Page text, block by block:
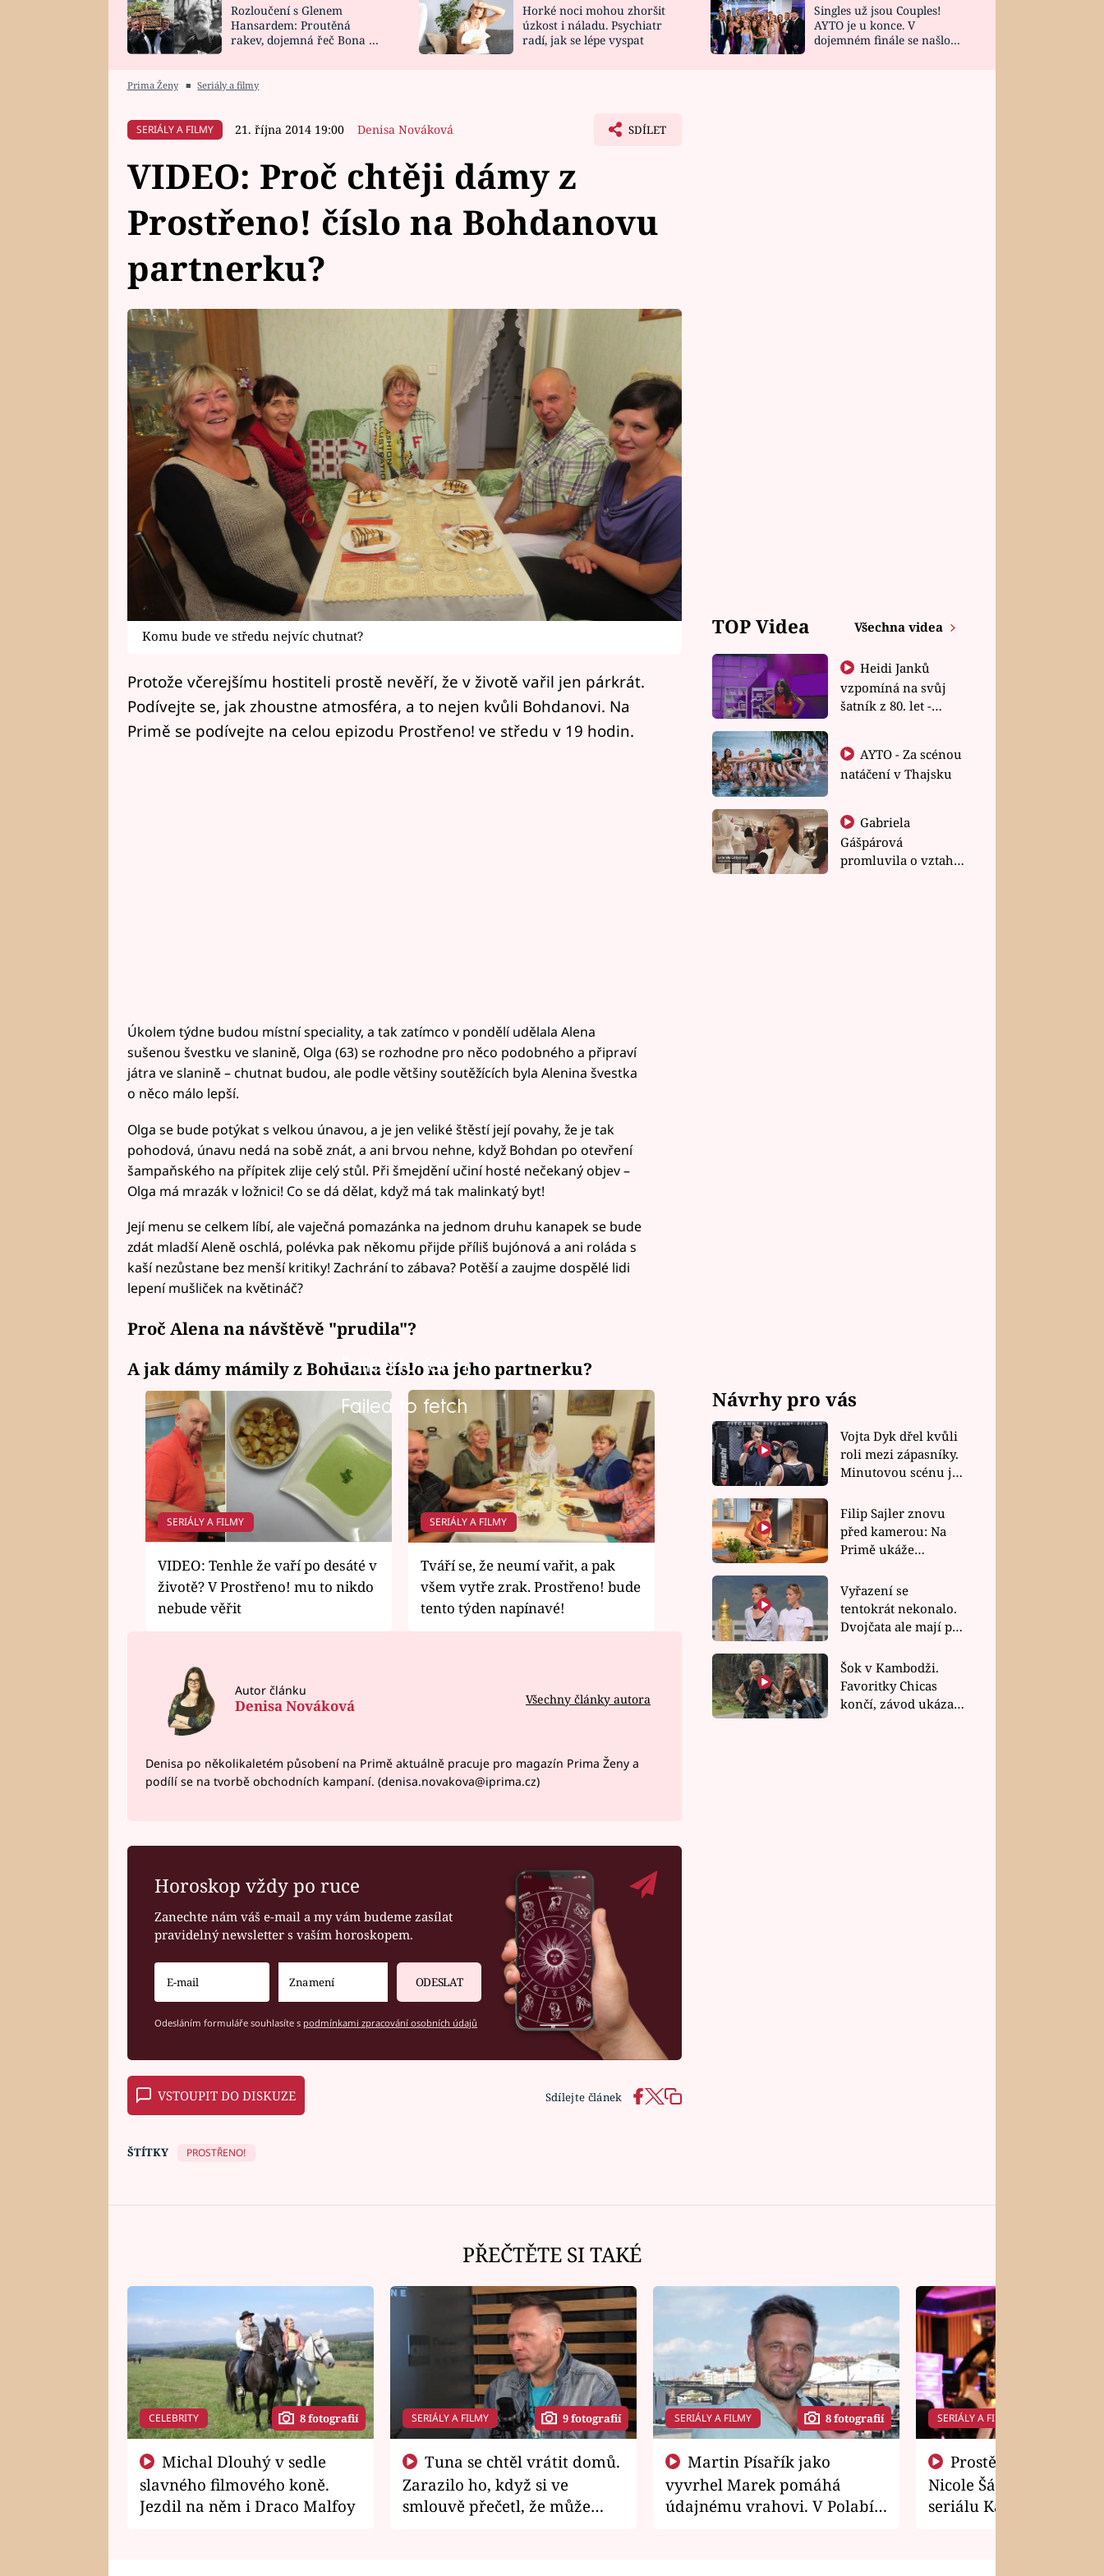
HOROSKOP NA
CELEBRITY
VAŘENÍ
NOVINKY
VIDEORECEPTY
ZAHRADA
DESIGN
Rozloučení s Glenem
Hansardem: Proutěná
rakev, dojemná řeč Bona a
Horké noci mohou zhoršit
úzkost i náladu. Psychiatr
radí, jak se lépe vyspat
Singles už jsou Couples!
AYTO je u konce. V
dojemném finále se našlo
Prima Ženy ■ Seriály a filmy
SERIÁLY A FILMY 21. října 2014 19:00 Denisa Nováková SDÍLET
VIDEO: Proč chtěji dámy z
Prostřeno! číslo na Bohdanovu
partnerku?
Komu bude ve středu nejvíc chutnat?
Protože včerejšímu hostiteli prostě nevěří, že v životě vařil jen párkrát.
Podívejte se, jak zhoustne atmosféra, a to nejen kvůli Bohdanovi. Na
Primě se podívejte na celou epizodu Prostřeno! ve středu v 19 hodin.
Úkolem týdne budou místní speciality, a tak zatímco v pondělí udělala Alena
sušenou švestku ve slanině, Olga (63) se rozhodne pro něco podobného a připraví
játra ve slanině – chutnat budou, ale podle většiny soutěžících byla Alenina švestka
o něco málo lepší.
Olga se bude potýkat s velkou únavou, a je jen veliké štěstí její povahy, že je tak
pohodová, únavu nedá na sobě znát, a ani brvou nehne, když Bohdan po otevření
šampaňského na přípitek zlije celý stůl. Při šmejdění učiní hosté nečekaný objev –
Olga má mrazák v ložnici! Co se dá dělat, když má tak malinkatý byt!
Její menu se celkem líbí, ale vaječná pomazánka na jednom druhu kanapek se bude
zdát mladší Aleně oschlá, polévka pak někomu přijde příliš bujónová a ani roláda s
kaší nezůstane bez menší kritiky! Zachrání to zábava? Potěší a zaujme dospělé lidi
lepení mušliček na květináč?
Proč Alena na návštěvě "prudila"?
Failed to fetch
A jak dámy mámily z Bohdana číslo na jeho partnerku?
Failed to fetch
SERIÁLY A FILMY
VIDEO: Tenhle že vaří po desáté v
životě? V Prostřeno! mu to nikdo
nebude věřit
SERIÁLY A FILMY
Tváří se, že neumí vařit, a pak
všem vytře zrak. Prostřeno! bude
tento týden napínavé!
Autor článku
Denisa Nováková Všechny články autora
Denisa po několikaletém působení na Primě aktuálně pracuje pro magazín Prima Ženy a
podílí se na tvorbě obchodních kampaní. (denisa.novakova@iprima.cz)
Horoskop vždy po ruce
Zanechte nám váš e-mail a my vám budeme zasílat
pravidelný newsletter s vaším horoskopem.
ODESLAT
Odesláním formuláře souhlasíte s podmínkami zpracování osobních údajů
VSTOUPIT DO DISKUZE Sdílejte článek
ŠTÍTKY PROSTŘENO!
TOP Videa Všechna videa
Heidi Janků
vzpomíná na svůj
šatník z 80. let -
natáčení v Thajsku
Gabriela
Gášpárová
promluvila o vztahu
Návrhy pro vás
Vojta Dyk dřel kvůli
roli mezi zápasníky.
Minutovou scénu jel
Filip Sajler znovu
před kamerou: Na
Primě ukáže
rychlé recepty
Vyřazení se
tentokrát nekonalo.
Dvojčata ale mají po
závodu nůž na krku
Šok v Kambodži.
Favoritky Chicas
končí, závod ukázal
PŘEČTĚTE SI TAKÉ
CELEBRITY 8 fotografií
slavného filmového koně.
Jezdil na něm i Draco Malfoy
SERIÁLY A FILMY 9 fotografií
Zarazilo ho, když si ve
smlouvě přečetl, že může
SERIÁLY A FILMY 8 fotografií
vyvrhel Marek pomáhá
údajnému vrahovi. V Polabí
SERIÁLY A FILMY
Nicole Šáchová získala
seriálu Kamarádi